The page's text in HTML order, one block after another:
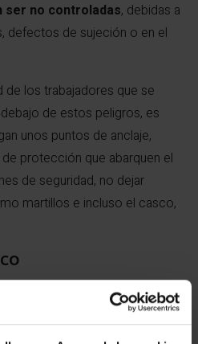
ser no controladas, debidas a
defectos de sujeción o en el
de los trabajadores que se
de estos peligros, es
unos puntos de anclaje,
protección que abarquen el
de seguridad, no dejar
martillos e incluso el casco,
eléctricos se producen
la manipulación de postes.